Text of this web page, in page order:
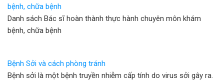
bệnh, chữa bệnh
Danh sách Bác sĩ hoàn thành thực hành chuyên môn khám
bệnh, chữa bệnh
Bệnh Sởi và cách phòng tránh
Bệnh sởi là một bệnh truyền nhiễm cấp tính do virus sởi gây ra.